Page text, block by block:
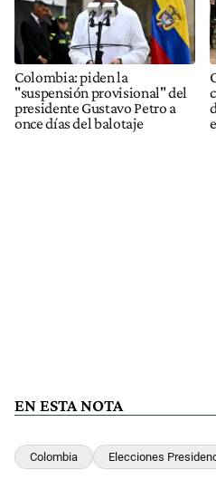
Colombia: piden la
"suspensión provisional" del
presidente Gustavo Petro a
once días del balotaje
EN ESTA NOTA
Colombia Elecciones